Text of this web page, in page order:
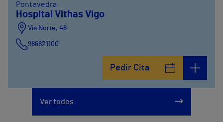
Pontevedra
Hospital Vithas Vigo
Vía Norte, 48
986821100
Pedir Cita
Ver todos